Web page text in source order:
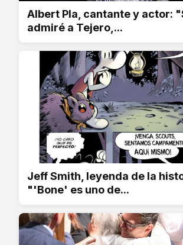
Albert Pla, cantante y actor:
admiré a Tejero,...
Jeff Smith, leyenda de la
"'Bone' es uno de...